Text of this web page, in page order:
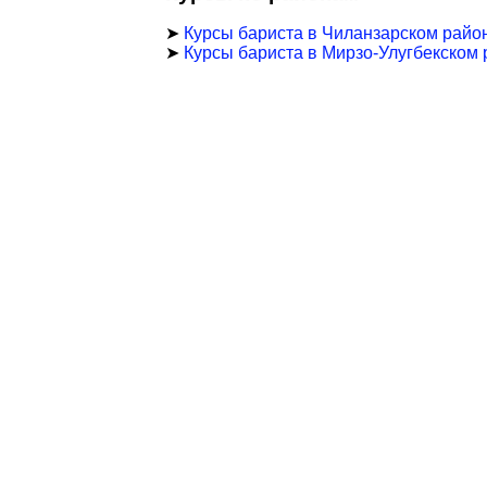
➤ Курсы бариста в Чиланзарском
➤ Курсы бариста в Мирзо-Улугбекском